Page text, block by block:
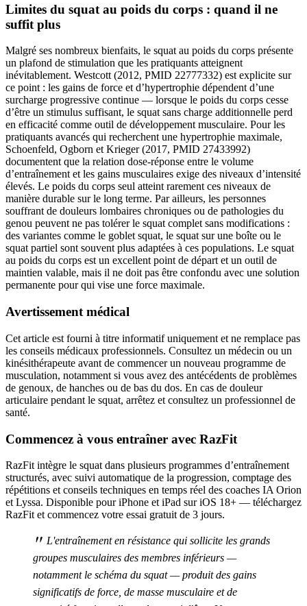
Limites du squat au poids du corps : quand il ne
suffit plus
Malgré ses nombreux bienfaits, le squat au poids du corps présente
un plafond de stimulation que les pratiquants atteignent
inévitablement. Westcott (2012, PMID 22777332) est explicite sur
ce point : les gains de force et d’hypertrophie dépendent d’une
surcharge progressive continue — lorsque le poids du corps cesse
d’être un stimulus suffisant, le squat sans charge additionnelle perd
en efficacité comme outil de développement musculaire. Pour les
pratiquants avancés qui recherchent une hypertrophie maximale,
Schoenfeld, Ogborn et Krieger (2017, PMID 27433992)
documentent que la relation dose-réponse entre le volume
d’entraînement et les gains musculaires exige des niveaux d’intensité
élevés. Le poids du corps seul atteint rarement ces niveaux de
manière durable sur le long terme. Par ailleurs, les personnes
souffrant de douleurs lombaires chroniques ou de pathologies du
genou peuvent ne pas tolérer le squat complet sans modifications :
des variantes comme le goblet squat, le squat sur une boîte ou le
squat partiel sont souvent plus adaptées à ces populations. Le squat
au poids du corps est un excellent point de départ et un outil de
maintien valable, mais il ne doit pas être confondu avec une solution
permanente pour qui vise une force maximale.
Avertissement médical
Cet article est fourni à titre informatif uniquement et ne remplace pas
les conseils médicaux professionnels. Consultez un médecin ou un
kinésithérapeute avant de commencer un nouveau programme de
musculation, notamment si vous avez des antécédents de problèmes
de genoux, de hanches ou de bas du dos. En cas de douleur
articulaire pendant le squat, arrêtez et consultez un professionnel de
santé.
Commencez à vous entraîner avec RazFit
RazFit intègre le squat dans plusieurs programmes d’entraînement
structurés, avec suivi automatique de la progression, comptage des
répétitions et conseils techniques en temps réel des coaches IA Orion
et Lyssa. Disponible pour iPhone et iPad sur iOS 18+ — téléchargez
RazFit et commencez votre essai gratuit de 3 jours.
" L'entraînement en résistance qui sollicite les grands
groupes musculaires des membres inférieurs —
notamment le schéma du squat — produit des gains
significatifs de force, de masse musculaire et de